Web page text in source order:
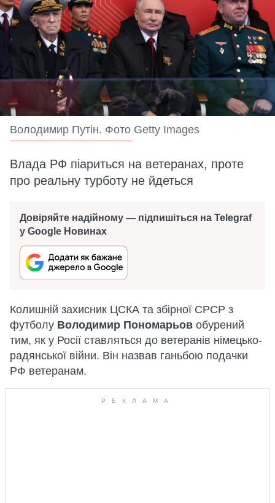
Володимир Путін. Фото Getty Images
Влада РФ піариться на ветеранах, проте
про реальну турботу не йдеться
Довіряйте надійному — підпишіться на Telegraf
у Google Новинах
Колишній захисник ЦСКА та збірної СРСР з
футболу Володимир Пономарьов обурений
тим, як у Росії ставляться до ветеранів німецько-
радянської війни. Він назвав ганьбою подачки
РФ ветеранам.